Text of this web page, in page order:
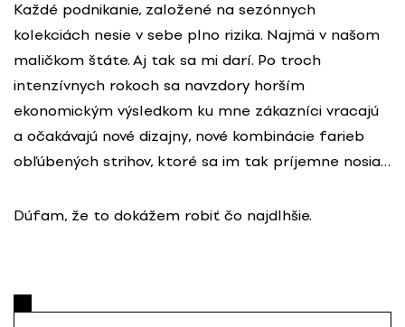
Každé podnikanie, založené na sezónnych
kolekciách nesie v sebe plno rizika. Najmä v našom
maličkom štáte. Aj tak sa mi darí. Po troch
intenzívnych rokoch sa navzdory horším
ekonomickým výsledkom ku mne zákazníci vracajú
a očakávajú nové dizajny, nové kombinácie farieb
obľúbených strihov, ktoré sa im tak príjemne nosia…
Dúfam, že to dokážem robiť čo najdlhšie.